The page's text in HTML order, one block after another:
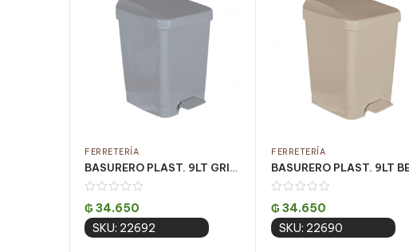
FERRETERÍA
BASURERO PLAST. 9LT GRIS C/ PEDAL CJ C/ 4UN
₲ 34.650
SKU: 22692
FERRETERÍA
₲ 34.650
SKU: 22690